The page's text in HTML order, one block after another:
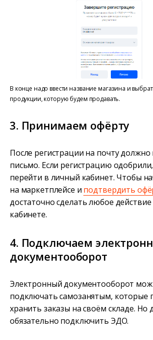
В конце надо ввести название магазина и
продукции, которую будем продавать.
3. Принимаем офёрту
После регистрации на почту
письмо. Если регистрацию
перейти в личный кабинет. Чтобы
на маркетплейсе и подтвердить
достаточно сделать любое
кабинете.
4. Подключаем
документооборот
Электронный документооборот
подключать самозанятым, которые
хранить заказы на своём складе. Но
обязательно подключить ЭДО.